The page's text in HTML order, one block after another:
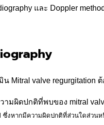
และ Doppler
น Mitral valve regurgitation
ามผิดปกติที่พบของ mitral
ซึ่งหากมีความผิดปกติที่ส่วนใดส่วนห